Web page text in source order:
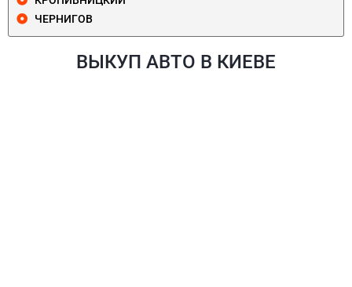
ЧЕРНИГОВ
ВЫКУП АВТО В КИЕВЕ